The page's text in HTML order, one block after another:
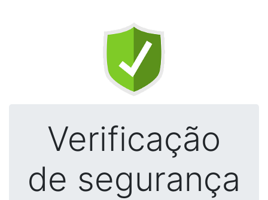
Verificação
de segurança